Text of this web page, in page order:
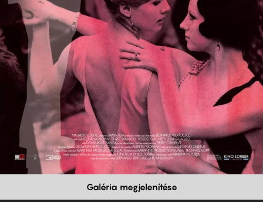
Galéria megjelenítése